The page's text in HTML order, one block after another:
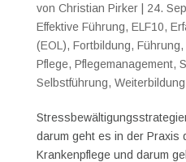
von Christian Pirker| 24.
Effektive Führung, ELF10,
(EOL), Fortbildung, Führung,
Pflege, Pflegemanagement,
Selbstführung, Weiterbildung
darum geht es in der Praxis
Krankenpflege und darum